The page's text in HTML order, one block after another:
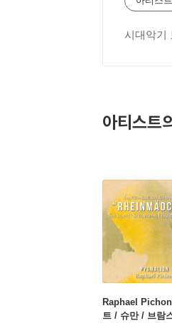
시대악기
아티스트
Raphael
트 / 슈만 / 브람